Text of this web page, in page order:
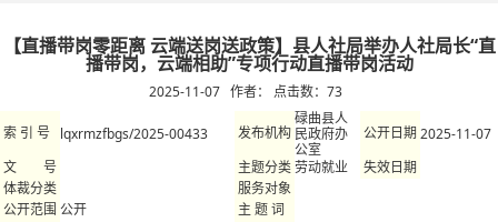
【直播带岗零距离 云端送岗送政策】县人社局举办人社局长“直
播带岗，云端相助”专项行动直播带岗活动
2025-11-07 作者： 点击数： 73
索 引 号 lqxrmzfbgs/2025-00433 发布机构
碌曲县人
民政府办
公室
公开日期 2025-11-07
文 号 主题分类 劳动就业
失效日期
体裁分类
服务对象
公开范围 公开
主 题 词